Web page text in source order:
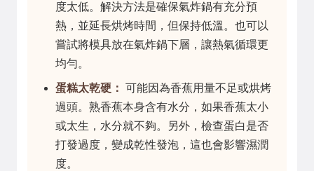
度太低。解決方法是確保氣炸鍋有充分預
熱，並延長烘烤時間，但保持低溫。也可以
嘗試將模具放在氣炸鍋下層，讓熱氣循環更
均勻。
蛋糕太乾硬： 可能因為香蕉用量不足或烘烤
過頭。熟香蕉本身含有水分，如果香蕉太小
或太生，水分就不夠。另外，檢查蛋白是否
打發過度，變成乾性發泡，這也會影響濕潤
度。